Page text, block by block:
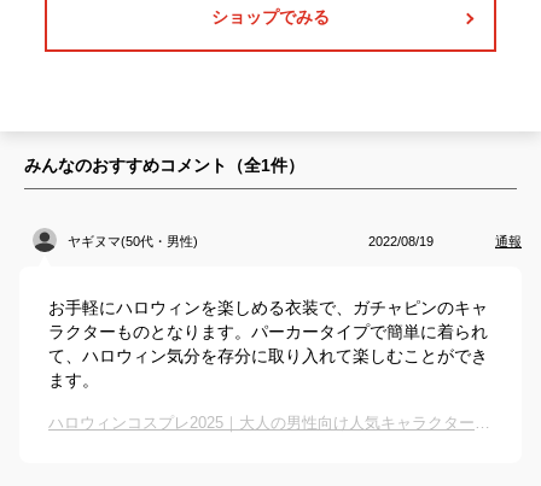
ショップでみる
みんなのおすすめコメント（全1件）
ヤギヌマ(50代・男性) 2022/08/19 通報
お手軽にハロウィンを楽しめる衣装で、ガチャピンのキャ
ラクターものとなります。パーカータイプで簡単に着られ
て、ハロウィン気分を存分に取り入れて楽しむことができ
ます。
ハロウィンコスプレ2025｜大人の男性向け人気キャラクター衣装のおすすめは？